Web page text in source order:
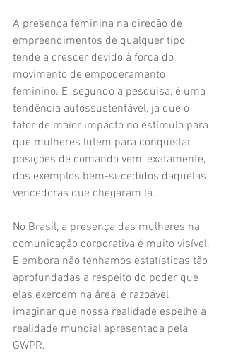
A presença feminina na direção de
empreendimentos de qualquer tipo
tende a crescer devido à força do
movimento de empoderamento
feminino. E, segundo a pesquisa, é uma
tendência autossustentável, já que o
fator de maior impacto no estímulo para
que mulheres lutem para conquistar
posições de comando vem, exatamente,
dos exemplos bem-sucedidos daquelas
vencedoras que chegaram lá.
No Brasil, a presença das mulheres na
comunicação corporativa é muito visível.
E embora não tenhamos estatísticas tão
aprofundadas a respeito do poder que
elas exercem na área, é razoável
imaginar que nossa realidade espelhe a
realidade mundial apresentada pela
GWPR.